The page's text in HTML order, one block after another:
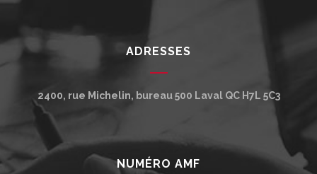
ADRESSES
2400, rue Michelin, bureau 500 Laval QC H7L 5C3
NUMÉRO AMF